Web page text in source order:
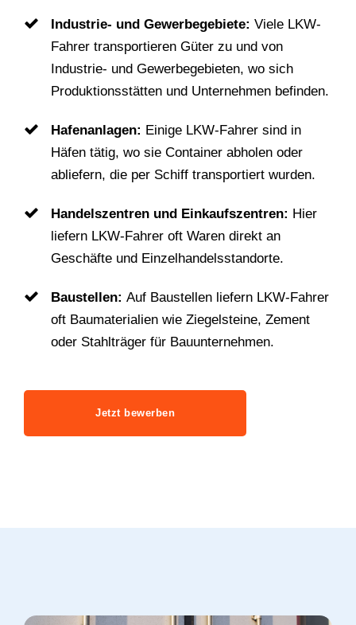
Industrie- und Gewerbegebiete: Viele LKW-
Fahrer transportieren Güter zu und von
Industrie- und Gewerbegebieten, wo sich
Produktionsstätten und Unternehmen befinden.
Hafenanlagen: Einige LKW-Fahrer sind in
Häfen tätig, wo sie Container abholen oder
abliefern, die per Schiff transportiert wurden.
Handelszentren und Einkaufszentren: Hier
liefern LKW-Fahrer oft Waren direkt an
Geschäfte und Einzelhandelsstandorte.
Baustellen: Auf Baustellen liefern LKW-Fahrer
oft Baumaterialien wie Ziegelsteine, Zement
oder Stahlträger für Bauunternehmen.
Jetzt bewerben